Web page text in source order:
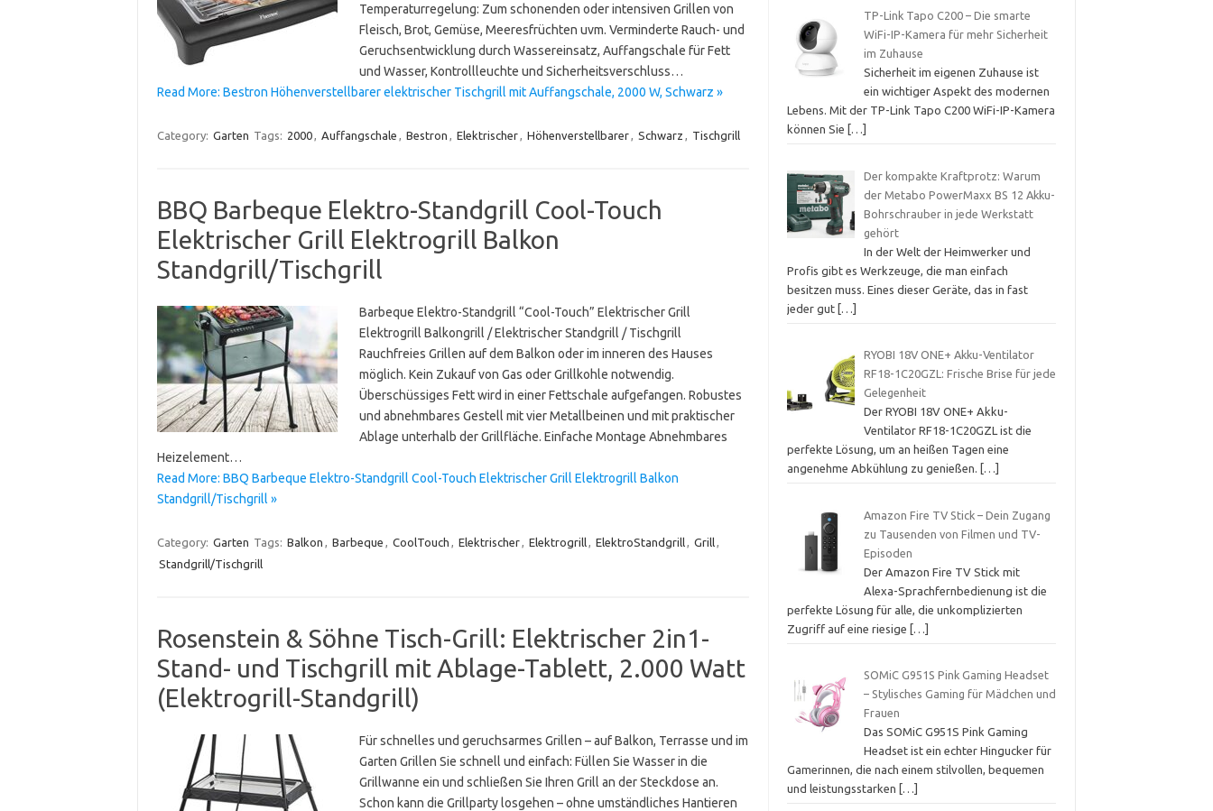
Temperaturregelung: Zum schonenden oder intensiven Grillen von
Fleisch, Brot, Gemüse, Meeresfrüchten uvm. Verminderte Rauch- und
Geruchsentwicklung durch Wassereinsatz, Auffangschale für Fett
und Wasser, Kontrollleuchte und Sicherheitsverschluss…
Read More: Bestron Höhenverstellbarer elektrischer Tischgrill mit Auffangschale, 2000 W, Schwarz »
Category: Garten Tags: 2000, Auffangschale , Bestron , Elektrischer, Höhenverstellbarer, Schwarz , Tischgrill
BBQ Barbeque Elektro-Standgrill Cool-Touch
Elektrischer Grill Elektrogrill Balkon
Standgrill/Tischgrill
Barbeque Elektro-Standgrill “Cool-Touch” Elektrischer Grill
Elektrogrill Balkongrill / Elektrischer Standgrill / Tischgrill
Rauchfreies Grillen auf dem Balkon oder im inneren des Hauses
möglich. Kein Zukauf von Gas oder Grillkohle notwendig.
Überschüssiges Fett wird in einer Fettschale aufgefangen. Robustes
und abnehmbares Gestell mit vier Metallbeinen und mit praktischer
Ablage unterhalb der Grillfläche. Einfache Montage Abnehmbares
Heizelement…
Read More: BBQ Barbeque Elektro-Standgrill Cool-Touch Elektrischer Grill Elektrogrill Balkon
Standgrill/Tischgrill »
Category: Garten Tags: Balkon , Barbeque , CoolTouch , Elektrischer, Elektrogrill, ElektroStandgrill, Grill,
Standgrill/Tischgrill
Rosenstein & Söhne Tisch-Grill: Elektrischer 2in1-
Stand- und Tischgrill mit Ablage-Tablett, 2.000 Watt
(Elektrogrill-Standgrill)
Für schnelles und geruchsarmes Grillen – auf Balkon, Terrasse und im
Garten Grillen Sie schnell und einfach: Füllen Sie Wasser in die
Grillwanne ein und schließen Sie Ihren Grill an der Steckdose an.
Schon kann die Grillparty losgehen – ohne umständliches Hantieren
TP-Link Tapo C200 – Die smarte
WiFi-IP-Kamera für mehr Sicherheit
im Zuhause
Sicherheit im eigenen Zuhause ist
ein wichtiger Aspekt des modernen
Lebens. Mit der TP-Link Tapo C200 WiFi-IP-Kamera
können Sie
[…]
Der kompakte Kraftprotz: Warum
der Metabo PowerMaxx BS 12 Akku-
Bohrschrauber in jede Werkstatt
gehört
In der Welt der Heimwerker und
Profis gibt es Werkzeuge, die man einfach
besitzen muss. Eines dieser Geräte, das in fast
jeder gut […]
RYOBI 18V ONE+ Akku-Ventilator
RF18-1C20GZL: Frische Brise für jede
Gelegenheit
Der RYOBI 18V ONE+ Akku-
Ventilator RF18-1C20GZL ist die
perfekte Lösung, um an heißen Tagen eine
angenehme Abkühlung zu genießen.
[…]
Amazon Fire TV Stick – Dein Zugang
zu Tausenden von Filmen und TV-
Episoden
Der Amazon Fire TV Stick mit
Alexa-Sprachfernbedienung ist die
perfekte Lösung für alle, die unkomplizierten
Zugriff auf eine riesige
[…]
SOMiC G951S Pink Gaming Headset
– Stylisches Gaming für Mädchen und
Frauen
Das SOMiC G951S Pink Gaming
Headset ist ein echter Hingucker für
Gamerinnen, die nach einem stilvollen, bequemen
und leistungsstarken
[…]